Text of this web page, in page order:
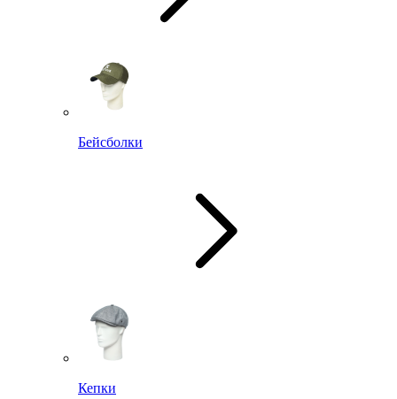
Бейсболки
Кепки